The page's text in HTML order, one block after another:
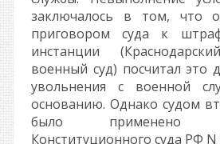
заключалось в том, что
приговором суда к
инстанции
военный суд) посчитал это
увольнения с военной
основанию. Однако судом
было применено
Конституционного суда РФ